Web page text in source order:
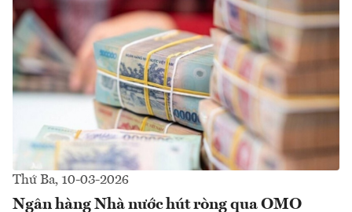
Thứ Ba, 10-03-2026
Ngân hàng Nhà nước hút ròng qua OMO